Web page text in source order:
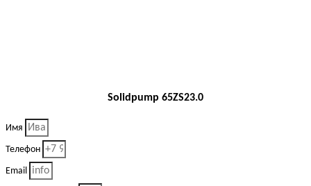
Solidpump 65ZS23.0
Имя
Телефон
Email